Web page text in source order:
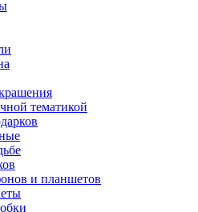
тематикой
и планшетов